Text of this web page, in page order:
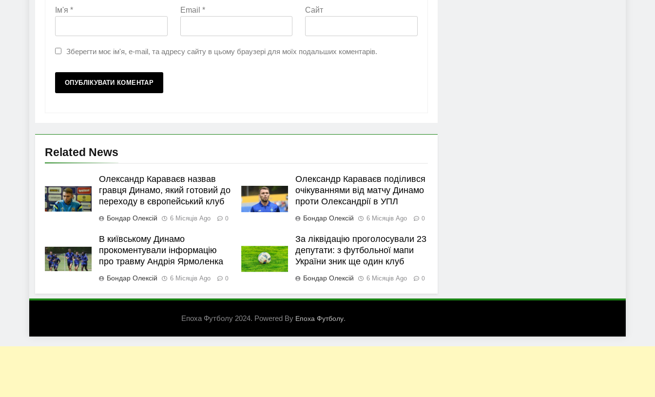
Ім'я * Email * Сайт
Зберегти моє ім'я, e-mail, та адресу сайту в цьому браузері для моїх подальших коментарів.
Related News
Олександр Караваєв назвав
гравця Динамо, який готовий до
переходу в європейський клуб
Бондар Олексій 6 Місяців Ago 0
Олександр Караваєв поділився
очікуваннями від матчу Динамо
проти Олександрії в УПЛ
Бондар Олексій 6 Місяців Ago 0
В київському Динамо
прокоментували інформацію
про травму Андрія Ярмоленка
Бондар Олексій 6 Місяців Ago 0
За ліквідацію проголосували 23
депутати: з футбольної мапи
України зник ще один клуб
Бондар Олексій 6 Місяців Ago 0
Епоха Футболу 2024. Powered By Епоха Футболу.